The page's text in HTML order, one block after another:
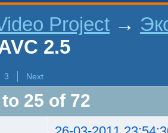
Project →
2.5
3 Next
25 of 72